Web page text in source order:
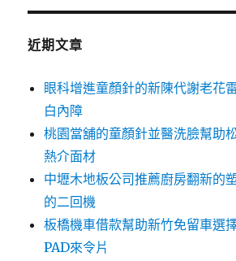
鍵
近期文章
眼科增進童顏針的新陳代謝老花
白內障
桃園當舖的童顏針並醫洗臉幫助
熱介面材
中壢木地板公司推薦廚房翻新的
的二回機
板橋機車借款幫助新竹免留車選
PAD來令片